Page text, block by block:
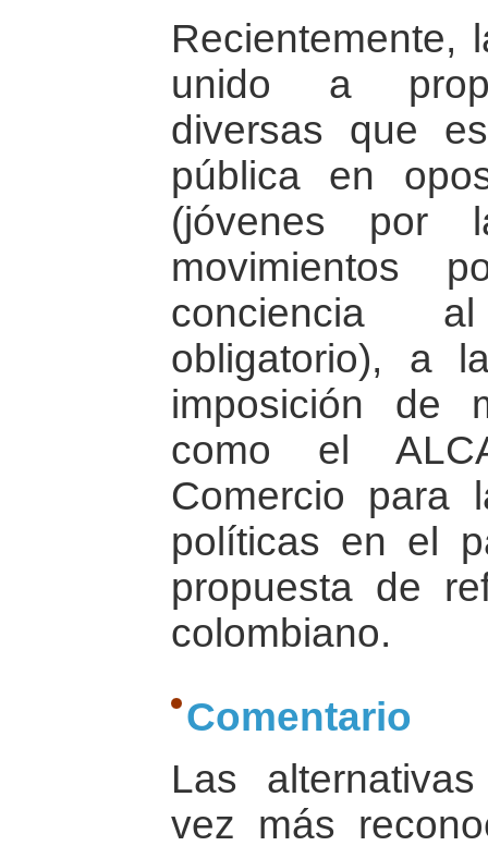
Recientemente,
unido a
diversas que
pública en
(jóvenes por
movimientos
conciencia
obligatorio), a
imposición de
como el
Comercio para
políticas en el
propuesta de
colombiano.
Comentario
Las
vez más